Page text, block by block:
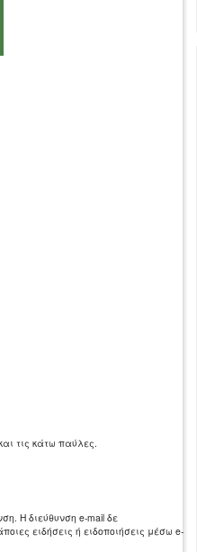
τις κάτω παύλες.
Η διεύθυνση e-mail δε
ειδήσεις ή ειδοποιήσεις μέσω e-